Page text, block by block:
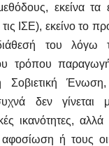
εκείνα τα
ΙΣΕ), εκείνο το
του λόγω
τρόπου
Σοβιετική
δεν γίνεται
ικανότητες,
ή τους